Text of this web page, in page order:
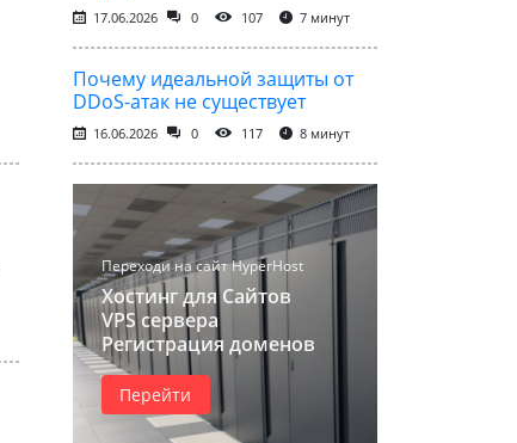
17.06.2026 0 107 7 минут
Почему идеальной защиты от
DDoS-атак не существует
16.06.2026 0 117 8 минут
Переходи на сайт HyperHost
Хостинг для Сайтов
VPS сервера
Регистрация доменов
Перейти